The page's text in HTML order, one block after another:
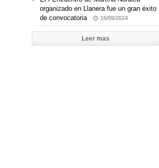
organizado en Llanera fue un gran éxito
de convocatoria
15/09/2024
Leer mas